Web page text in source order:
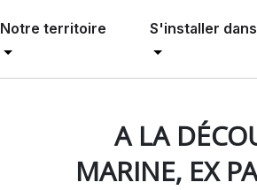
Notre territoire S'installer
A LA
MARINE, EX